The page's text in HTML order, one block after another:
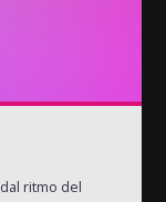
ritmo del